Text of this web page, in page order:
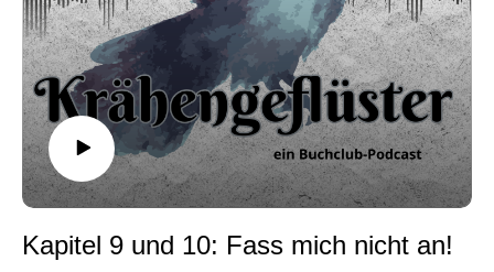
Kapitel 9 und 10: Fass mich nicht an!